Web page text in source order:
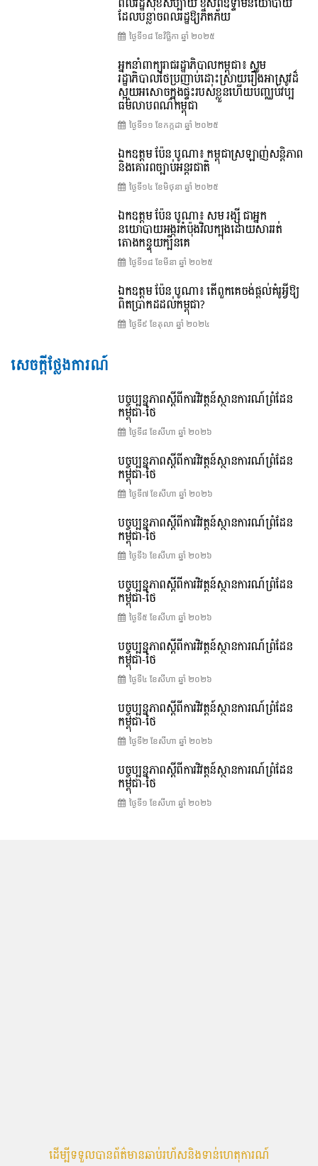
ដែលបន្លាចពលរដ្ឋឱ្យភិតភ័យ
ថ្ងៃទី១៨ ខែ​វិច្ឆិកា ឆ្នាំ ២០២៥
អ្នកនាំពាក្យរាជរដ្ឋាភិបាលកម្ពុជា៖ សូម
រដ្ឋាភិបាលថៃប្រញាប់ដោះស្រាយរឿងអាស្រូវដ៏
ស្អុយអសោចក្នុងផ្ទះរបស់ខ្លួនហើយបញ្ឈប់វប្ប
ធម៌លាបពណ៌កម្ពុជា
ថ្ងៃទី១១ ខែ​កក្កដា ឆ្នាំ ២០២៥
ឯកឧត្តម ប៉ែន បូណា៖ កម្ពុជាស្រឡាញ់សន្តិភាព
និងគោរពច្បាប់អន្តរជាតិ
ថ្ងៃទី១៤ ខែ​មិថុនា ឆ្នាំ ២០២៥
ឯកឧត្តម ប៉ែន បូណា៖ សម រង្ស៊ី ជាអ្នក
នយោបាយអង្ករកំប៉ុងវិលក្បុងដោយសាររត់
តោងកន្ទុយក្បិនគេ
ថ្ងៃទី១៨ ខែ​មីនា ឆ្នាំ ២០២៥
ឯកឧត្តម ប៉ែន បូណា៖ តើពួកគេចង់ផ្តល់គំរូអ្វីឱ្យ
ពិតប្រាកដដល់កម្ពុជា?
ថ្ងៃទី៩ ខែ​តុលា ឆ្នាំ ២០២៤
សេចក្តីថ្លែងការណ៍
បច្ចុប្បន្នភាពស្ដីពីការវិវត្តន៍ស្ថានការណ៍ព្រំដែន
កម្ពុជា-ថៃ
ថ្ងៃទី៨ ខែ​សីហា ឆ្នាំ ២០២៦
បច្ចុប្បន្នភាពស្ដីពីការវិវត្តន៍ស្ថានការណ៍ព្រំដែន
កម្ពុជា-ថៃ
ថ្ងៃទី៧ ខែ​សីហា ឆ្នាំ ២០២៦
បច្ចុប្បន្នភាពស្ដីពីការវិវត្តន៍ស្ថានការណ៍ព្រំដែន
កម្ពុជា-ថៃ
ថ្ងៃទី៦ ខែ​សីហា ឆ្នាំ ២០២៦
បច្ចុប្បន្នភាពស្ដីពីការវិវត្តន៍ស្ថានការណ៍ព្រំដែន
កម្ពុជា-ថៃ
ថ្ងៃទី៥ ខែ​សីហា ឆ្នាំ ២០២៦
បច្ចុប្បន្នភាពស្ដីពីការវិវត្តន៍ស្ថានការណ៍ព្រំដែន
កម្ពុជា-ថៃ
ថ្ងៃទី៤ ខែ​សីហា ឆ្នាំ ២០២៦
បច្ចុប្បន្នភាពស្ដីពីការវិវត្តន៍ស្ថានការណ៍ព្រំដែន
កម្ពុជា-ថៃ
ថ្ងៃទី២ ខែ​សីហា ឆ្នាំ ២០២៦
បច្ចុប្បន្នភាពស្ដីពីការវិវត្តន៍ស្ថានការណ៍ព្រំដែន
កម្ពុជា-ថៃ
ថ្ងៃទី១ ខែ​សីហា ឆ្នាំ ២០២៦
ដើម្បីទទួលបានព័ត៌មានឆាប់រហ័សនិងទាន់ហេតុការណ៍